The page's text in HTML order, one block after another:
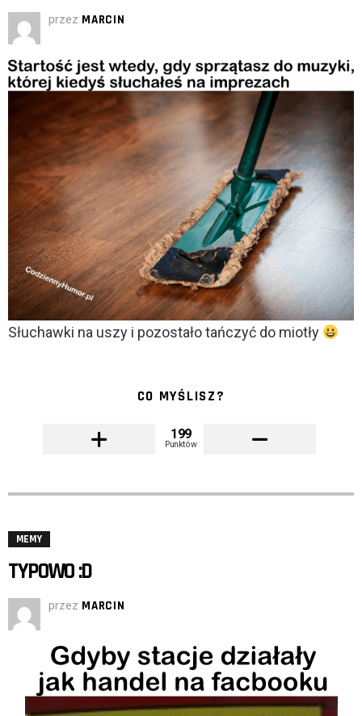
przez MARCIN
Słuchawki na uszy i pozostało tańczyć do miotły
CO MYŚLISZ?
199
Punktów
MEMY
TYPOWO :D
przez MARCIN